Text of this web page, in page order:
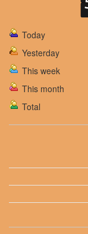
Today
Yesterday
This week
This month
Total